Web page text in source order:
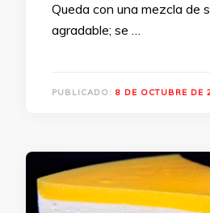
Queda con una mezcla de
agradable; se …
PUBLICADO: 8 DE OCTUBRE DE